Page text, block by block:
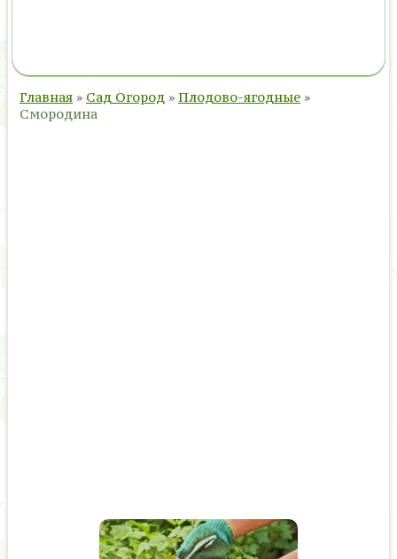
Главная » Сад Огород » Плодово-ягодные »
Смородина